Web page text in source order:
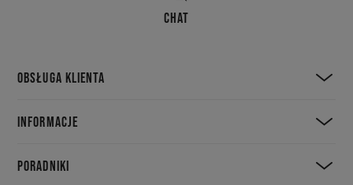
CHAT
OBSŁUGA KLIENTA
INFORMACJE
PORADNIKI